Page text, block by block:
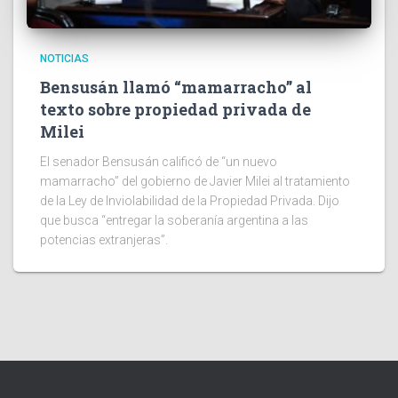
NOTICIAS
Bensusán llamó “mamarracho” al
texto sobre propiedad privada de
Milei
El senador Bensusán calificó de “un nuevo
mamarracho” del gobierno de Javier Milei al tratamiento
de la Ley de Inviolabilidad de la Propiedad Privada. Dijo
que busca “entregar la soberanía argentina a las
potencias extranjeras”.